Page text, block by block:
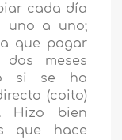
cada día
uno a uno;
que pagar
meses
si se ha
(coito)
Hizo bien
que hace